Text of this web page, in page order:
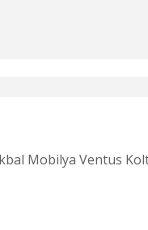
Mobilya Ventus